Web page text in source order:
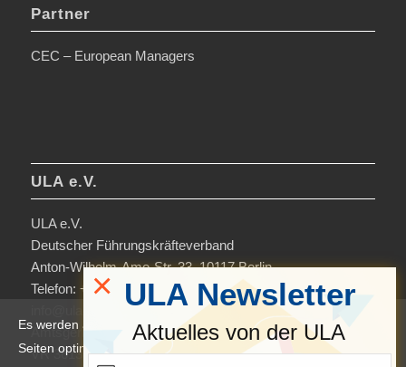
Partner
CEC – European Managers
ULA e.V.
ULA e.V.
Deutscher Führungskräfteverband
Anton-Wilhelm-Amo-Str. 33, 10117 Berlin
Telefon: +49 30-306963-0
Amtsgericht Charlottenburg
VR 36138 B
Es werden auf dieser Website Cookies verwendet, um die
Seiten optimiert darzustellen und das Nutzererlebnis zu
ULA Newsletter
Aktuelles von der ULA
×